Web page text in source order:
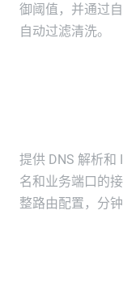
御阈值，并通过
自动过滤清洗。
提供 DNS 解析和
名和业务端口的
整路由配置，分